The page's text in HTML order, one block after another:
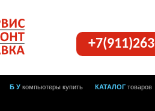
Б У компьютеры купить КАТАЛОГ товаров